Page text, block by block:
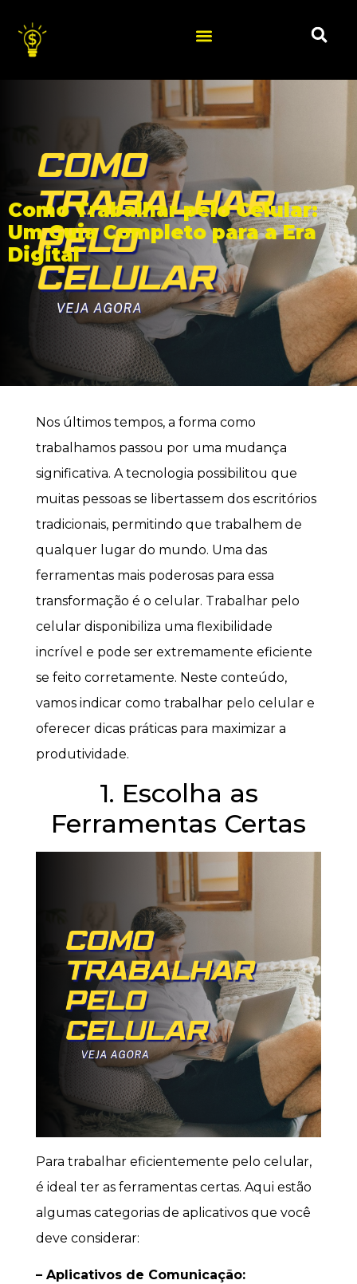
Como Trabalhar pelo Celular:
Um Guia Completo para a Era
Digital
Nos últimos tempos, a forma como
trabalhamos passou por uma mudança
significativa. A tecnologia possibilitou que
muitas pessoas se libertassem dos escritórios
tradicionais, permitindo que trabalhem de
qualquer lugar do mundo. Uma das
ferramentas mais poderosas para essa
transformação é o celular. Trabalhar pelo
celular disponibiliza uma flexibilidade
incrível e pode ser extremamente eficiente
se feito corretamente. Neste conteúdo,
vamos indicar como trabalhar pelo celular e
oferecer dicas práticas para maximizar a
produtividade.
1. Escolha as
Ferramentas Certas
Para trabalhar eficientemente pelo celular,
é ideal ter as ferramentas certas. Aqui estão
algumas categorias de aplicativos que você
deve considerar:
– Aplicativos de Comunicação: